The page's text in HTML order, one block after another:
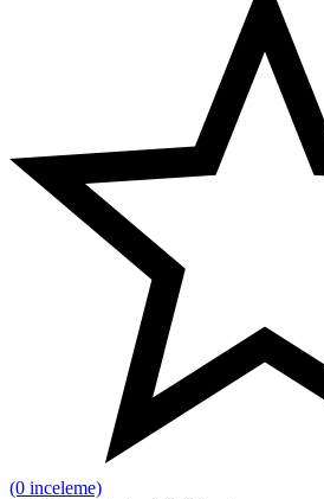
(0 inceleme)